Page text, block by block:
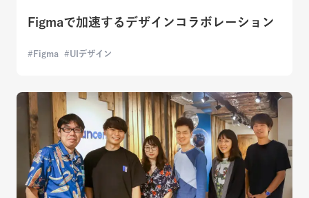
Figmaで加速するデザインコラボレーション
Figma UIデザイン